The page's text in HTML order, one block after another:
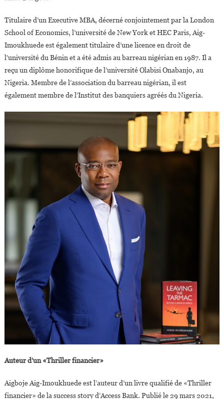
Titulaire d’un Executive MBA, décerné conjointement par la London
School of Economics, l’université de New York et HEC Paris, Aig-
Imoukhuede est également titulaire d’une licence en droit de
l’université du Bénin et a été admis au barreau nigérian en 1987. Il a
reçu un diplôme honorifique de l’université Olabisi Onabanjo, au
Nigeria. Membre de l’association du barreau nigérian, il est
également membre de l’Institut des banquiers agréés du Nigeria.
Auteur d’un «Thriller financier»
Aigboje Aig-Imoukhuede est l’auteur d’un livre qualifié de «Thriller
financier» de la success story d’Access Bank. Publié le 29 mars 2021,